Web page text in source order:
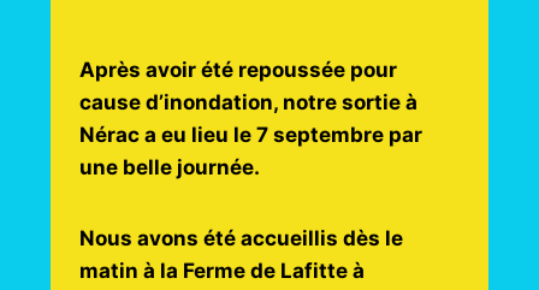
Après avoir été repoussée pour
cause d’inondation, notre sortie à
Nérac a eu lieu le 7 septembre par
une belle journée.
Nous avons été accueillis dès le
matin à la Ferme de Lafitte à